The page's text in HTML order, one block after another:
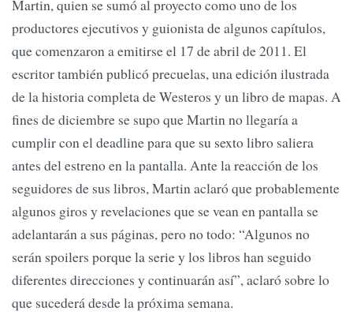
Martin, quien se sumó al proyecto como uno de los
productores ejecutivos y guionista de algunos capítulos,
que comenzaron a emitirse el 17 de abril de 2011. El
escritor también publicó precuelas, una edición ilustrada
de la historia completa de Westeros y un libro de mapas. A
fines de diciembre se supo que Martin no llegaría a
cumplir con el deadline para que su sexto libro saliera
antes del estreno en la pantalla. Ante la reacción de los
seguidores de sus libros, Martin aclaró que probablemente
algunos giros y revelaciones que se vean en pantalla se
adelantarán a sus páginas, pero no todo: “Algunos no
serán spoilers porque la serie y los libros han seguido
diferentes direcciones y continuarán así”, aclaró sobre lo
que sucederá desde la próxima semana.